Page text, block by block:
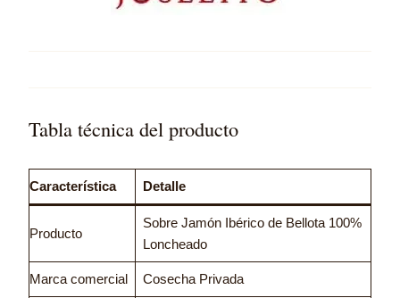
Tabla técnica del producto
Característica Detalle
Producto
Sobre Jamón Ibérico de Bellota 100%
Loncheado
Marca comercial Cosecha Privada